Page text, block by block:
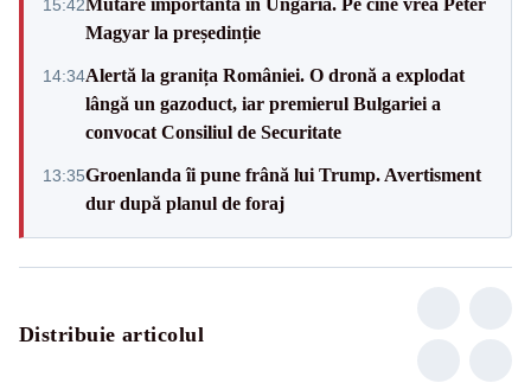
15:42
Magyar la președinție
14:34Alertă la granița României. O dronă a explodat
lângă un gazoduct, iar premierul Bulgariei a
convocat Consiliul de Securitate
13:35Groenlanda îi pune frână lui Trump. Avertisment
dur după planul de foraj
Distribuie articolul